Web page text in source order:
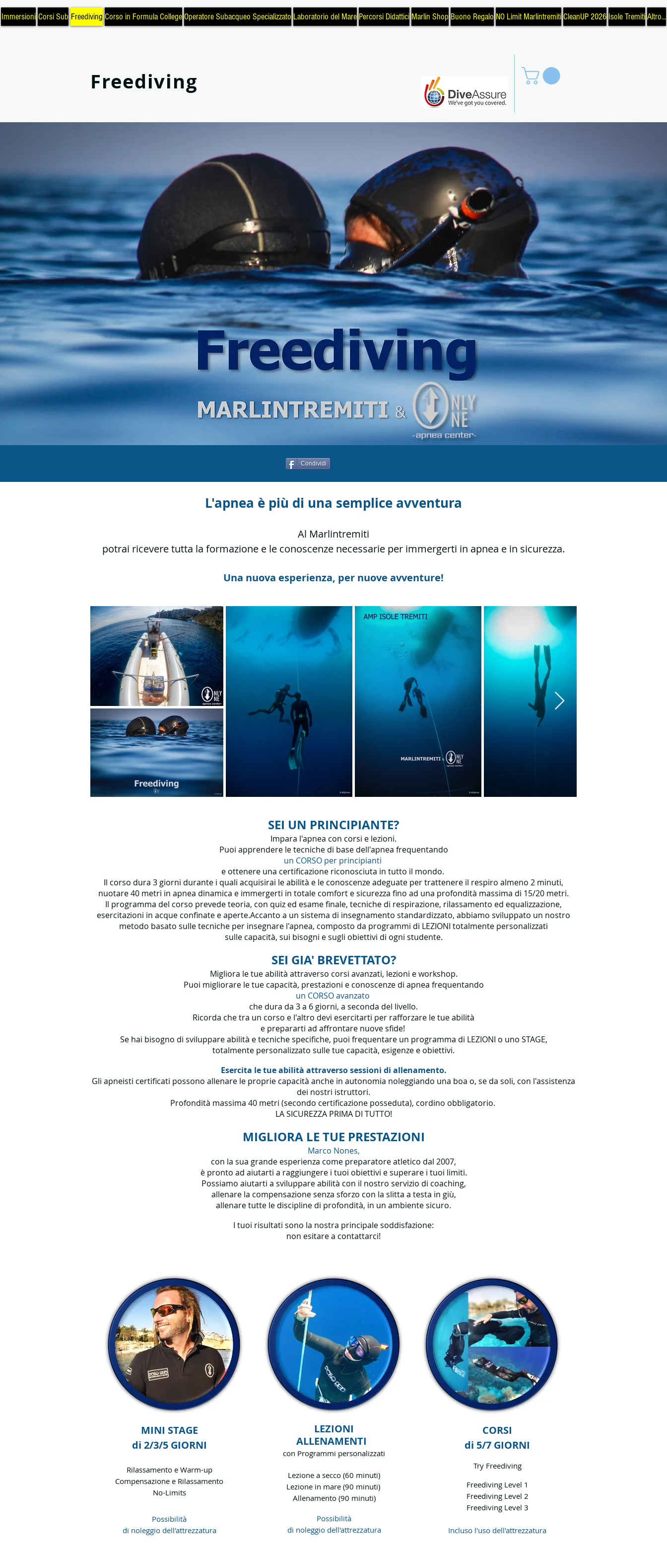
Immersioni Corsi Sub Freediving Corso in Formula CollegeOperatore Subacqueo Specializzato Laboratorio del Mare Percorsi Didattici Marlin Shop Buono Regalo NO Limit MarlintremitiCleanUP 2026 Isole TremitiAltro...
Freediving
Condividi
L'apnea è più di una semplice avventura
Al Marlintremiti
potrai ricevere tutta la formazione e le conoscenze necessarie per immergerti in apnea e in sicurezza.
Una nuova esperienza, per nuove avventure!
SEI UN PRINCIPIANTE?
Impara l'apnea con corsi e lezioni.
Puoi apprendere le tecniche di base dell'apnea frequentando
un CORSO per principianti
e ottenere una certificazione riconosciuta in tutto il mondo.
Il corso dura 3 giorni durante i quali acquisirai le abilità e le conoscenze adeguate per trattenere il respiro almeno 2 minuti,
nuotare 40 metri in apnea dinamica e immergerti in totale comfort e sicurezza fino ad una profondità massima di 15/20 metri.
Il programma del corso prevede teoria, con quiz ed esame finale, tecniche di respirazione, rilassamento ed equalizzazione,
esercitazioni in acque confinate e aperte.Accanto a un sistema di insegnamento standardizzato, abbiamo sviluppato un nostro
metodo basato sulle tecniche per insegnare l'apnea, composto da programmi di LEZIONI totalmente personalizzati
sulle capacità, sui bisogni e sugli obiettivi di ogni studente.
SEI GIA' BREVETTATO?
Migliora le tue abilità attraverso corsi avanzati, lezioni e workshop.
Puoi migliorare le tue capacità, prestazioni e conoscenze di apnea frequentando
un CORSO avanzato
che dura da 3 a 6 giorni, a seconda del livello.
Ricorda che tra un corso e l'altro devi esercitarti per rafforzare le tue abilità
e prepararti ad affrontare nuove sfide!
Se hai bisogno di sviluppare abilità e tecniche specifiche, puoi frequentare un programma di LEZIONI o uno STAGE,
totalmente personalizzato sulle tue capacità, esigenze e obiettivi.
Esercita le tue abilità attraverso sessioni di allenamento.
Gli apneisti certificati possono allenare le proprie capacità anche in autonomia noleggiando una boa o, se da soli, con l'assistenza
dei nostri istruttori.
Profondità massima 40 metri (secondo certificazione posseduta), cordino obbligatorio.
LA SICUREZZA PRIMA DI TUTTO!
MIGLIORA LE TUE PRESTAZIONI
Marco Nones,
con la sua grande esperienza come preparatore atletico dal 2007,
è pronto ad aiutarti a raggiungere i tuoi obiettivi e superare i tuoi limiti.
Possiamo aiutarti a sviluppare abilità con il nostro servizio di coaching,
allenare la compensazione senza sforzo con la slitta a testa in giù,
allenare tutte le discipline di profondità, in un ambiente sicuro.
I tuoi risultati sono la nostra principale soddisfazione:
non esitare a contattarci!
MINI STAGE
di 2/3/5 GIORNI
Rilassamento e Warm-up
Compensazione e Rilassamento
No-Limits
Possibilità
di noleggio dell'attrezzatura
LEZIONI
ALLENAMENTI
con Programmi personalizzati
Lezione a secco (60 minuti)
Lezione in mare (90 minuti)
Allenamento (90 minuti)
Possibilità
di noleggio dell'attrezzatura
CORSI
di 5/7 GIORNI
Try Freediving
Freediving Level 1
Freediving Level 2
Freediving Level 3
Incluso l'uso dell'attrezzatura